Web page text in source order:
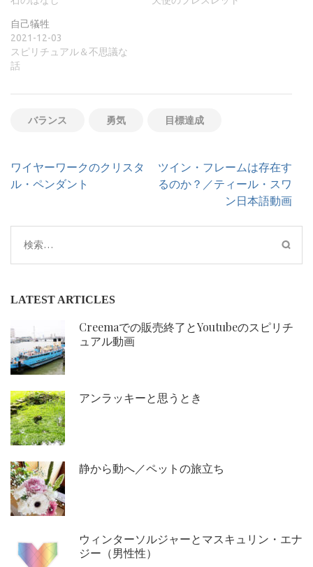
自己犠牲
2021-12-03
スピリチュアル＆不思議な
話
バランス 勇気 目標達成
投
稿
ー
シ
ン
ワイヤーワークのクリスタ
ル・ペンダント
ツイン・フレームは存在す
るのか？／ティール・スワ
ン日本語動画
検
索:
LATEST ARTICLES
Creemaでの販売終了とYoutubeのスピリチ
ュアル動画
アンラッキーと思うとき
静から動へ／ペットの旅立ち
ウィンターソルジャーとマスキュリン・エナ
ジー（男性性）